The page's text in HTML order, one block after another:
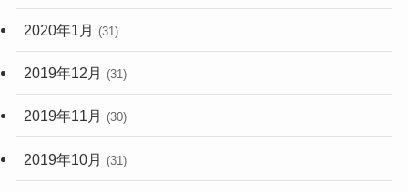
2020年1月 (31)
2019年12月 (31)
2019年11月 (30)
2019年10月 (31)